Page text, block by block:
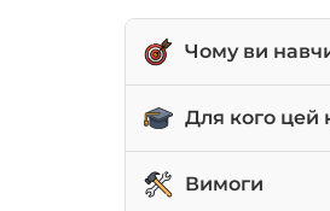
Чому ви
Створювати
Виконувати
моделі в Maya.
Для кого цей
3D-художників-
Вимоги